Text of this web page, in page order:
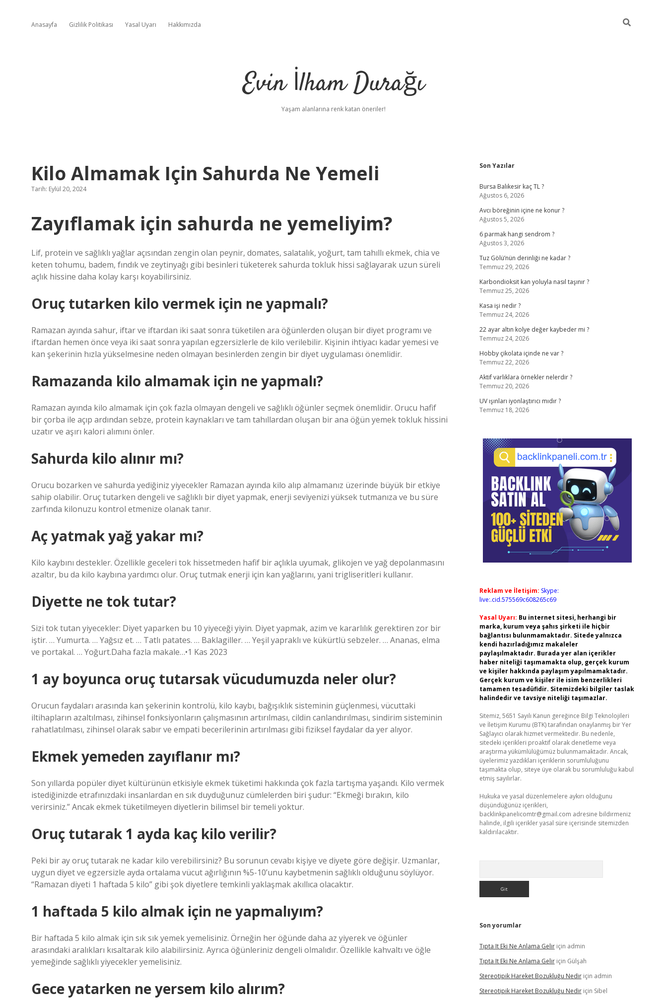
Anasayfa Gizlilik Politikası Yasal Uyarı Hakkımızda
Evin İlham Durağı
Yaşam alanlarına renk katan öneriler!
Kilo Almamak Için Sahurda Ne Yemeli
Tarih: Eylül 20, 2024
Zayıflamak için sahurda ne yemeliyim?
Lif, protein ve sağlıklı yağlar açısından zengin olan peynir, domates, salatalık, yoğurt, tam tahıllı ekmek, chia ve
keten tohumu, badem, fındık ve zeytinyağı gibi besinleri tüketerek sahurda tokluk hissi sağlayarak uzun süreli
açlık hissine daha kolay karşı koyabilirsiniz.
Oruç tutarken kilo vermek için ne yapmalı?
Ramazan ayında sahur, iftar ve iftardan iki saat sonra tüketilen ara öğünlerden oluşan bir diyet programı ve
iftardan hemen önce veya iki saat sonra yapılan egzersizlerle de kilo verilebilir. Kişinin ihtiyacı kadar yemesi ve
kan şekerinin hızla yükselmesine neden olmayan besinlerden zengin bir diyet uygulaması önemlidir.
Ramazanda kilo almamak için ne yapmalı?
Ramazan ayında kilo almamak için çok fazla olmayan dengeli ve sağlıklı öğünler seçmek önemlidir. Orucu hafif
bir çorba ile açıp ardından sebze, protein kaynakları ve tam tahıllardan oluşan bir ana öğün yemek tokluk hissini
uzatır ve aşırı kalori alımını önler.
Sahurda kilo alınır mı?
Orucu bozarken ve sahurda yediğiniz yiyecekler Ramazan ayında kilo alıp almamanız üzerinde büyük bir etkiye
sahip olabilir. Oruç tutarken dengeli ve sağlıklı bir diyet yapmak, enerji seviyenizi yüksek tutmanıza ve bu süre
zarfında kilonuzu kontrol etmenize olanak tanır.
Aç yatmak yağ yakar mı?
Kilo kaybını destekler. Özellikle geceleri tok hissetmeden hafif bir açlıkla uyumak, glikojen ve yağ depolanmasını
azaltır, bu da kilo kaybına yardımcı olur. Oruç tutmak enerji için kan yağlarını, yani trigliseritleri kullanır.
Diyette ne tok tutar?
Sizi tok tutan yiyecekler: Diyet yaparken bu 10 yiyeceği yiyin. Diyet yapmak, azim ve kararlılık gerektiren zor bir
iştir. … Yumurta. … Yağsız et. … Tatlı patates. … Baklagiller. … Yeşil yapraklı ve kükürtlü sebzeler. … Ananas, elma
ve portakal. … Yoğurt.Daha fazla makale…•1 Kas 2023
1 ay boyunca oruç tutarsak vücudumuzda neler olur?
Orucun faydaları arasında kan şekerinin kontrolü, kilo kaybı, bağışıklık sisteminin güçlenmesi, vücuttaki
iltihapların azaltılması, zihinsel fonksiyonların çalışmasının artırılması, cildin canlandırılması, sindirim sisteminin
rahatlatılması, zihinsel olarak sabır ve empati becerilerinin artırılması gibi fiziksel faydalar da yer alıyor.
Ekmek yemeden zayıflanır mı?
Son yıllarda popüler diyet kültürünün etkisiyle ekmek tüketimi hakkında çok fazla tartışma yaşandı. Kilo vermek
istediğinizde etrafınızdaki insanlardan en sık duyduğunuz cümlelerden biri şudur: “Ekmeği bırakın, kilo
verirsiniz.” Ancak ekmek tüketilmeyen diyetlerin bilimsel bir temeli yoktur.
Oruç tutarak 1 ayda kaç kilo verilir?
Peki bir ay oruç tutarak ne kadar kilo verebilirsiniz? Bu sorunun cevabı kişiye ve diyete göre değişir. Uzmanlar,
uygun diyet ve egzersizle ayda ortalama vücut ağırlığının %5-10’unu kaybetmenin sağlıklı olduğunu söylüyor.
“Ramazan diyeti 1 haftada 5 kilo” gibi şok diyetlere temkinli yaklaşmak akıllıca olacaktır.
1 haftada 5 kilo almak için ne yapmalıyım?
Bir haftada 5 kilo almak için sık sık yemek yemelisiniz. Örneğin her öğünde daha az yiyerek ve öğünler
arasındaki aralıkları kısaltarak kilo alabilirsiniz. Ayrıca öğünleriniz dengeli olmalıdır. Özellikle kahvaltı ve öğle
yemeğinde sağlıklı yiyecekler yemelisiniz.
Gece yatarken ne yersem kilo alırım?
Sidebar
Son Yazılar
Bursa Balıkesir kaç TL ?
Ağustos 6, 2026
Avcı böreğinin içine ne konur ?
Ağustos 5, 2026
6 parmak hangi sendrom ?
Ağustos 3, 2026
Tuz Gölü’nün derinliği ne kadar ?
Temmuz 29, 2026
Karbondioksit kan yoluyla nasıl taşınır ?
Temmuz 25, 2026
Kasa işi nedir ?
Temmuz 24, 2026
22 ayar altın kolye değer kaybeder mi ?
Temmuz 24, 2026
Hobby çikolata içinde ne var ?
Temmuz 22, 2026
Aktif varlıklara örnekler nelerdir ?
Temmuz 20, 2026
UV ışınları iyonlaştırıcı mıdır ?
Temmuz 18, 2026
Reklam ve İletişim: Skype:
live:.cid.575569c608265c69
Yasal Uyarı: Bu internet sitesi, herhangi bir
marka, kurum veya şahıs şirketi ile hiçbir
bağlantısı bulunmamaktadır. Sitede yalnızca
kendi hazırladığımız makaleler
paylaşılmaktadır. Burada yer alan içerikler
haber niteliği taşımamakta olup, gerçek kurum
ve kişiler hakkında paylaşım yapılmamaktadır.
Gerçek kurum ve kişiler ile isim benzerlikleri
tamamen tesadüfidir. Sitemizdeki bilgiler taslak
halindedir ve tavsiye niteliği taşımazlar.
Sitemiz, 5651 Sayılı Kanun gereğince Bilgi Teknolojileri
ve İletişim Kurumu (BTK) tarafından onaylanmış bir Yer
Sağlayıcı olarak hizmet vermektedir. Bu nedenle,
sitedeki içerikleri proaktif olarak denetleme veya
araştırma yükümlülüğümüz bulunmamaktadır. Ancak,
üyelerimiz yazdıkları içeriklerin sorumluluğunu
taşımakta olup, siteye üye olarak bu sorumluluğu kabul
etmiş sayılırlar.
Hukuka ve yasal düzenlemelere aykırı olduğunu
düşündüğünüz içerikleri,
backlinkpanelicomtr@gmail.com adresine bildirmeniz
halinde, ilgili içerikler yasal süre içerisinde sitemizden
kaldırılacaktır.
Son yorumlar
Tıpta It Eki Ne Anlama Geliriçin admin
Tıpta It Eki Ne Anlama Geliriçin Gülşah
Stereotipik Hareket Bozukluğu Nediriçin admin
Stereotipik Hareket Bozukluğu Nediriçin Sibel